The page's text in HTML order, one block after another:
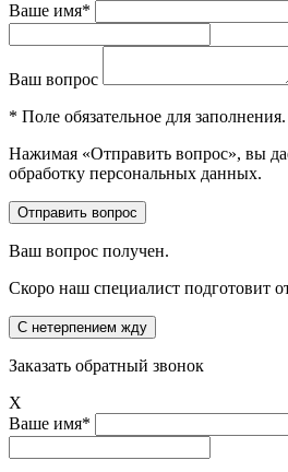
Ваше имя*
Ваш вопрос
* Поле обязательное для заполнения.
Нажимая «Отправить вопрос», вы
обработку персональных данных.
Ваш вопрос получен.
Скоро наш специалист подготовит
Заказать обратный звонок
X
Ваше имя*